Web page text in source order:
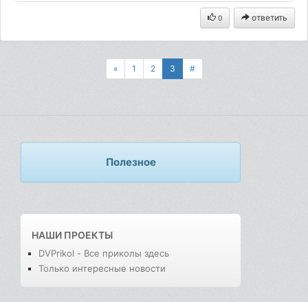
0 ответить
« 1 2 3 #
Полезное
НАШИ ПРОЕКТЫ
DVPrikol - Все приколы здесь
Только интересные новости